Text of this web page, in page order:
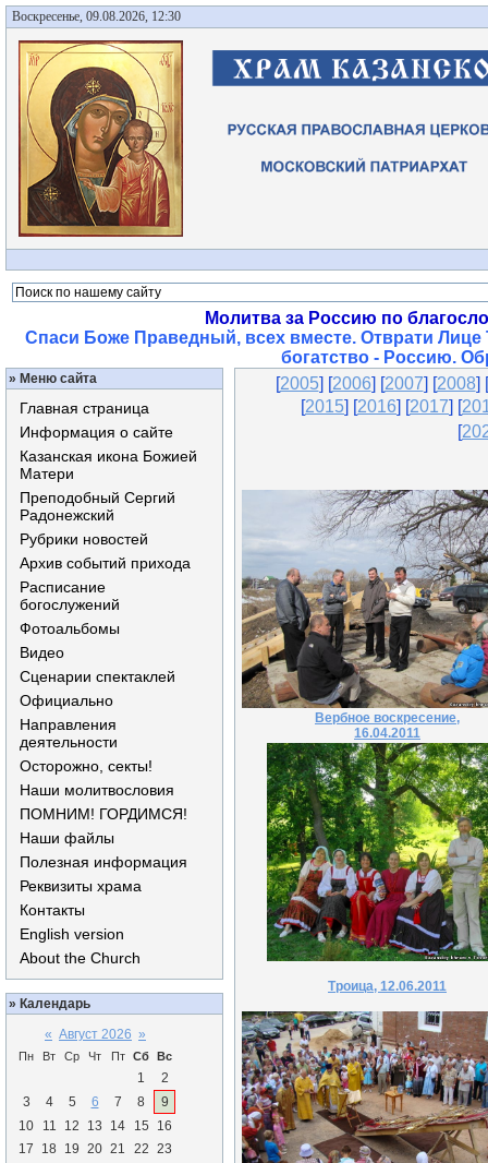
Воскресенье, 09.08.2026, 12:30
Молитва за Россию по
Спаси Боже Праведный, всех вместе. Отврати
богатство - Россию.
» Меню сайта
Главная страница
Информация о сайте
Казанская икона Божией
Матери
Преподобный Сергий
Радонежский
Рубрики новостей
Архив событий прихода
Расписание
богослужений
Фотоальбомы
Видео
Сценарии спектаклей
Официально
Направления
деятельности
Осторожно, секты!
Наши молитвословия
ПОМНИМ! ГОРДИМСЯ!
Наши файлы
Полезная информация
Реквизиты храма
Контакты
English version
About the Church
» Календарь
« Август 2026 »
Пн Вт Ср Чт Пт Сб Вс
1
2
3
4 5 6 7 8
9
10
11 12 13 14 15
16
17
18 19 20 21 22 23
[2005] [2006] [2007] [2008] [
[2015] [2016] [2017] [
[
Вербное воскресение,
16.04.2011
Троица, 12.06.2011